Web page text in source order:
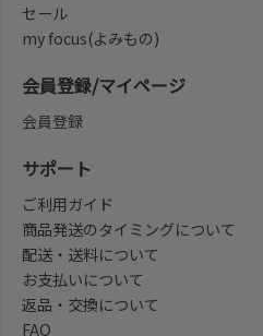
セール
my focus(よみもの)
会員登録/マイページ
会員登録
サポート
ご利用ガイド
商品発送のタイミングについて
配送・送料について
お支払いについて
返品・交換について
FAQ